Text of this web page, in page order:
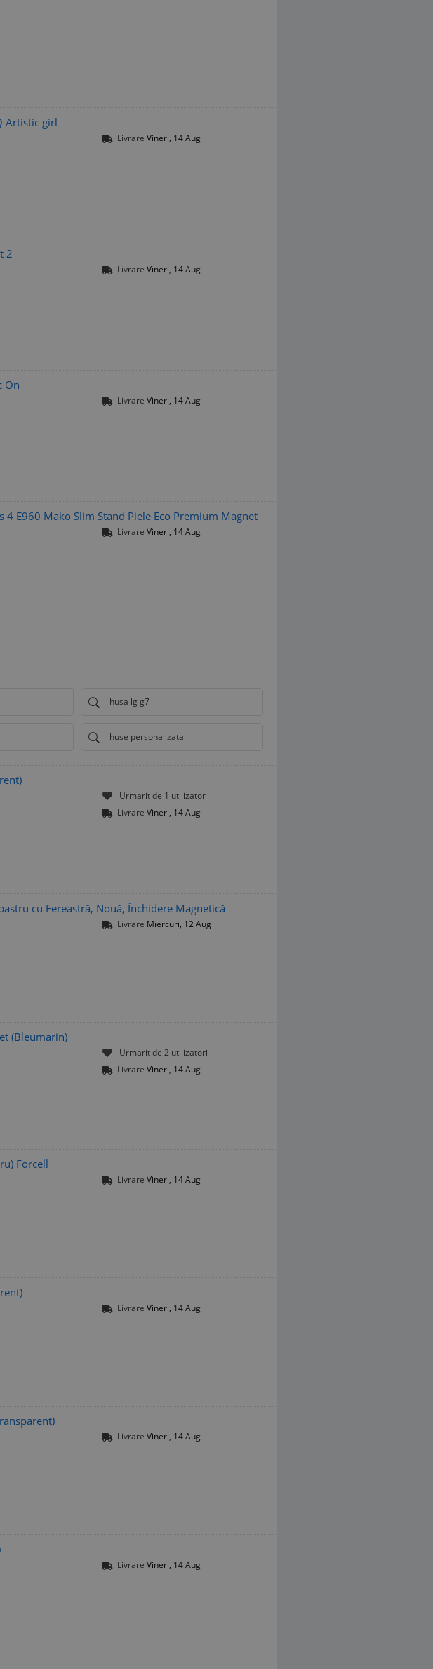
Artistic girl
Livrare Vineri, 14 Aug
2
Livrare Vineri, 14 Aug
On
Livrare Vineri, 14 Aug
4 E960 Mako Slim Stand Piele Eco Premium Magnet
Livrare Vineri, 14 Aug
husa lg g7
huse personalizata
Urmarit de 1 utilizator
Livrare Vineri, 14 Aug
cu Fereastră, Nouă, Închidere Magnetică
Livrare Miercuri, 12 Aug
(Bleumarin)
Urmarit de 2 utilizatori
Livrare Vineri, 14 Aug
Forcell
Livrare Vineri, 14 Aug
Livrare Vineri, 14 Aug
Livrare Vineri, 14 Aug
Livrare Vineri, 14 Aug